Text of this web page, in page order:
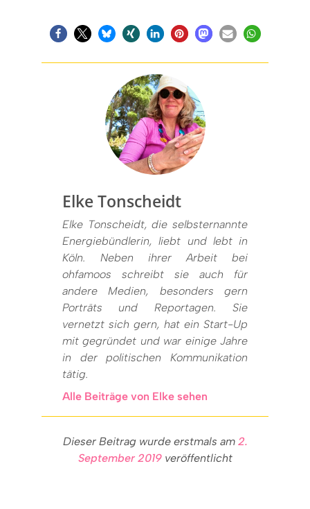
Elke Tonscheidt
Elke Tonscheidt, die selbsternannte
Energiebündlerin, liebt und lebt in
Köln. Neben ihrer Arbeit bei
ohfamoos schreibt sie auch für
andere Medien, besonders gern
Porträts und Reportagen. Sie
vernetzt sich gern, hat ein Start-Up
mit gegründet und war einige Jahre
in der politischen Kommunikation
tätig.
Alle Beiträge von Elke sehen
Dieser Beitrag wurde erstmals am 2.
September 2019veröffentlicht